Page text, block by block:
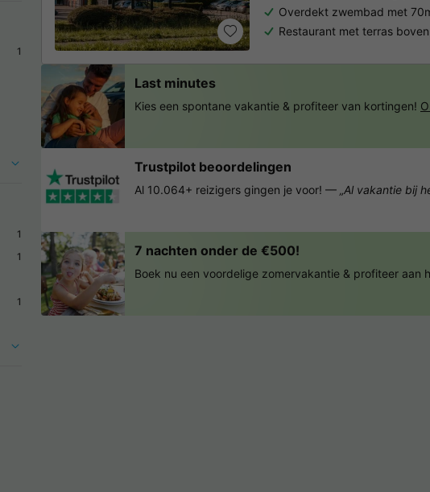
1
1
1
1
Overdekt zwembad met
Restaurant met terras
Last minutes
Kies een spontane vakantie & profiteer van kortingen!
Trustpilot beoordelingen
Al 10.064+ reizigers gingen je voor! — „Al vakantie bij
7 nachten onder de €500!
Boek nu een voordelige zomervakantie & profiteer aan